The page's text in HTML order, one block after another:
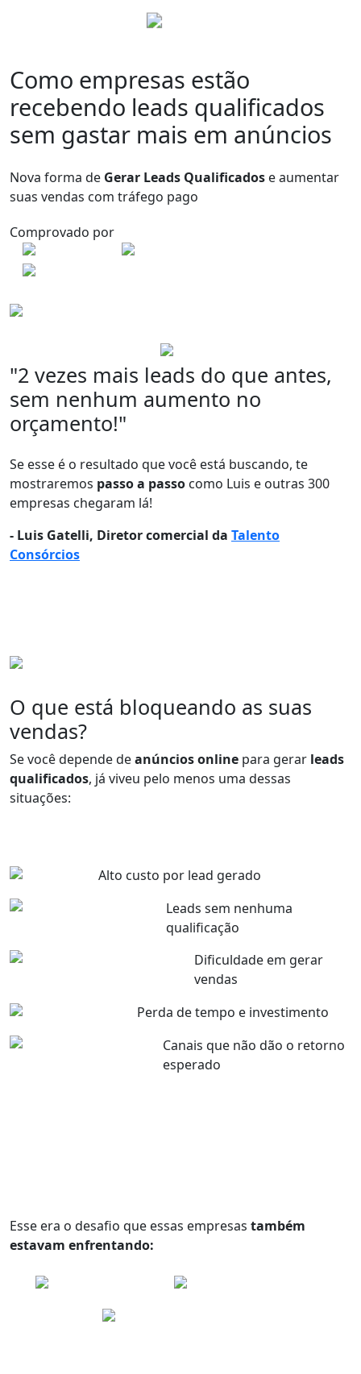
Como empresas estão
recebendo leads qualificados
sem gastar mais em anúncios
Nova forma de Gerar Leads Qualificados e aumentar
suas vendas com tráfego pago
Comprovado por
"2 vezes mais leads do que antes,
sem nenhum aumento no
orçamento!"
Se esse é o resultado que você está buscando, te
mostraremos passo a passo como Luis e outras 300
empresas chegaram lá!
- Luis Gatelli, Diretor comercial da Talento
Consórcios
O que está bloqueando as suas
vendas?
Se você depende deanúncios online para gerar leads
qualificados, já viveu pelo menos uma dessas
situações:
Alto custo por lead gerado
Leads sem nenhuma
qualificação
Dificuldade em gerar
vendas
Perda de tempo e investimento
Canais que não dão o retorno
esperado
Esse era o desafio que essas empresas também
estavam enfrentando: